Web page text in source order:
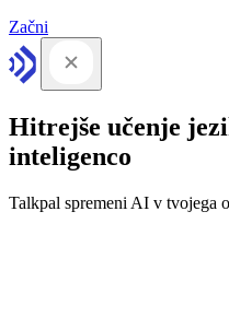
Začni
Hitrejše učenje
inteligenco
Talkpal spremeni AI v tvojega